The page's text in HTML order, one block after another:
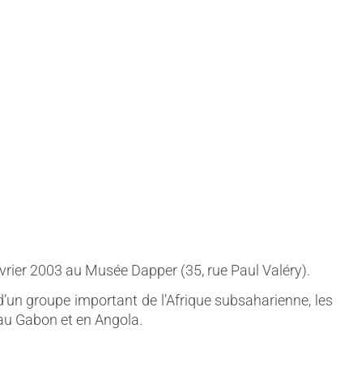
2003 au Musée Dapper (35, rue Paul Valéry).
groupe important de l’Afrique subsaharienne, les
Gabon et en Angola.